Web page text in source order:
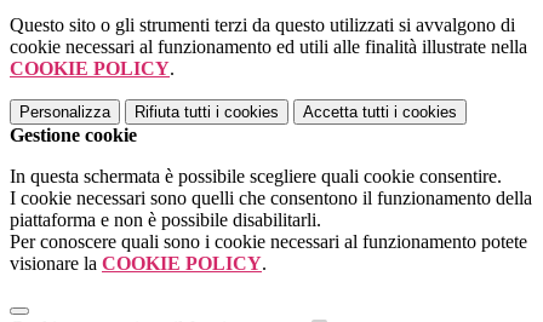
Questo sito o gli strumenti terzi da questo utilizzati si avvalgono di
cookie necessari al funzionamento ed utili alle finalità illustrate nella
COOKIE POLICY.
Personalizza Rifiuta tutti i cookies Accetta tutti i cookies
Gestione cookie
In questa schermata è possibile scegliere quali cookie consentire.
I cookie necessari sono quelli che consentono il funzionamento della
piattaforma e non è possibile disabilitarli.
Per conoscere quali sono i cookie necessari al funzionamento potete
visionare la COOKIE POLICY.